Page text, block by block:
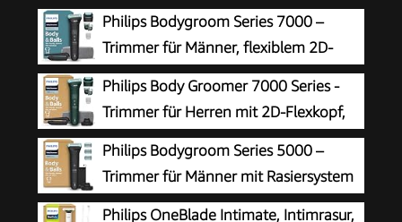
Philips Bodygroom Series 7000 –
Trimmer für Männer, flexiblem 2D-
Scherkopf Dreifachschutz -
austauschbare Scherköpfe, Nutzung im
Intimbereich, 100% duschfest, 120 Min.
Laufzeit, Modell BG7480/15
Philips Body Groomer 7000 Series -
Trimmer für Herren mit 2D-Flexkopf,
Triple Protect Shave System,
austauschbaren Köpfen, Intimate Trim & Shave,
100% duschfest, 120 Min. Laufzeit, Modell
BG7485/30
Philips Bodygroom Series 5000 –
Trimmer für Männer mit Rasiersystem
mit Dreifachschutz, auch zur Nutzung
Philips OneBlade Intimate, Intimrasur,